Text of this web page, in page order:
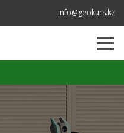
info@geokurs.kz